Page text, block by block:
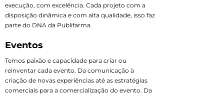
execução, com excelência. Cada projeto com a
disposição dinâmica e com alta qualidade, isso faz
parte do DNA da Publifarma.
Eventos
Temos paixão e capacidade para criar ou
reinventar cada evento. Da comunicação à
criação de novas experiências até as estratégias
comerciais para a comercialização do evento. Da